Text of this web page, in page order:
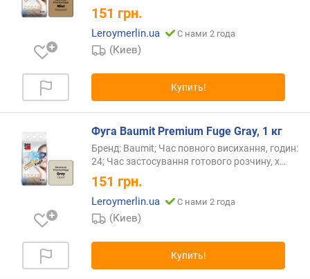
151 грн.
Leroymerlin.ua С нами 2 года
(Киев)
Купить!
Фуга Baumit Premium Fuge Gray, 1 кг
Бренд: Baumit; Час повного висихання, годин:
24; Час застосування готового розчину, х…
151 грн.
Leroymerlin.ua С нами 2 года
(Киев)
Купить!